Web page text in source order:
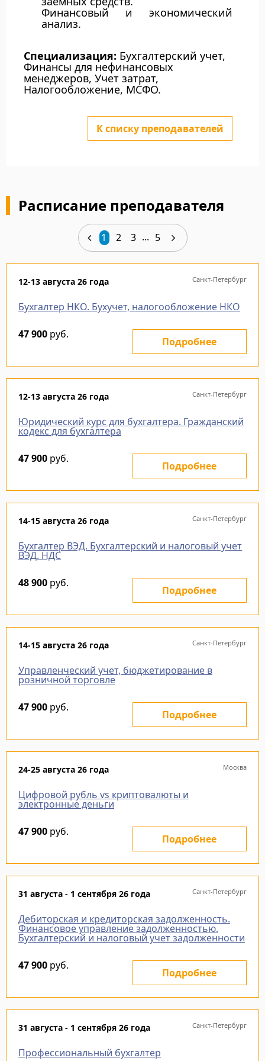
Финансовый и экономический
анализ.
Специализация: Бухгалтерский учет,
Финансы для нефинансовых
менеджеров, Учет затрат,
Налогообложение, МСФО.
К списку преподавателей
Расписание преподавателя
1 2 3 ... 5
12-13 августа 26 года Санкт-Петербург
Бухгалтер НКО. Бухучет, налогообложение НКО
47 900 руб.
Подробнее
12-13 августа 26 года Санкт-Петербург
Юридический курс для бухгалтера. Гражданский
кодекс для бухгалтера
47 900 руб.
Подробнее
14-15 августа 26 года Санкт-Петербург
Бухгалтер ВЭД. Бухгалтерский и налоговый учет
ВЭД. НДС
48 900 руб.
Подробнее
14-15 августа 26 года Санкт-Петербург
Управленческий учет, бюджетирование в
розничной торговле
47 900 руб.
Подробнее
24-25 августа 26 года Москва
Цифровой рубль vs криптовалюты и
электронные деньги
47 900 руб.
Подробнее
31 августа - 1 сентября 26 года Санкт-Петербург
Дебиторская и кредиторская задолженность.
Финансовое управление задолженностью.
Бухгалтерский и налоговый учет задолженности
47 900 руб.
Подробнее
31 августа - 1 сентября 26 года Санкт-Петербург
Профессиональный бухгалтер